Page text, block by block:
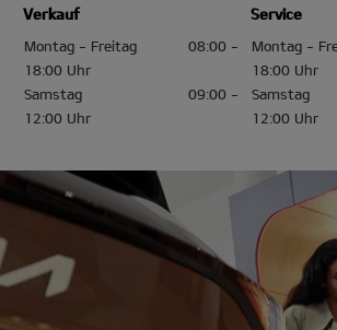
Verkauf
Montag - Freitag
08:00 -
18:00 Uhr
Samstag
09:00 -
12:00 Uhr
Service
Montag -
18:00 Uhr
Samstag
12:00 Uhr